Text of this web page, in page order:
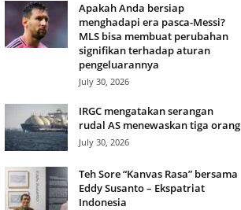
Apakah Anda bersiap
menghadapi era pasca-Messi?
MLS bisa membuat perubahan
signifikan terhadap aturan
pengeluarannya
July 30, 2026
IRGC mengatakan serangan
rudal AS menewaskan tiga orang
July 30, 2026
Teh Sore “Kanvas Rasa” bersama
Eddy Susanto – Ekspatriat
Indonesia